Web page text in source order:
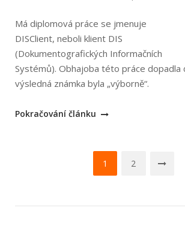
Má diplomová práce se jmenuje
DISClient, neboli klient DIS
(Dokumentogra­fických Informačních
Systémů). Obhajoba této práce dopadla
výsledná známka byla „výborně“.
„Má
Pokračování článku
1 2